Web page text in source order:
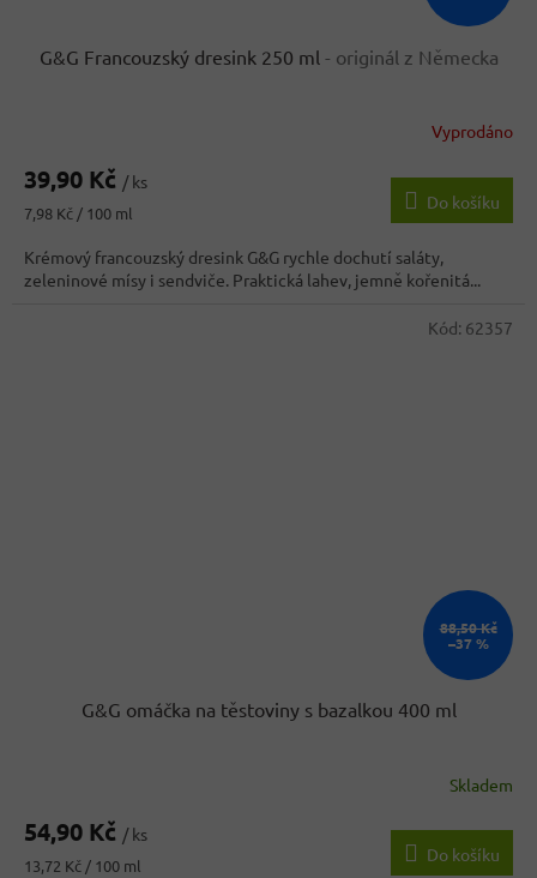
G&G Francouzský dresink 250 ml - originál z Německa
produktu
3,6
z
5
hvězdiček.
Vyprodáno
39,90 Kč / ks
Měrná
7,98 Kč / 100 ml
Do košíku
Krémový francouzský dresink G&G rychle dochutí saláty,
zeleninové mísy i sendviče. Praktická lahev, jemně kořenitá...
88,50 Kč
–37 %
G&G omáčka na těstoviny s bazalkou 400 ml
Skladem
54,90 Kč / ks
Měrná
13,72 Kč / 100 ml
Do košíku
Kód: 62357